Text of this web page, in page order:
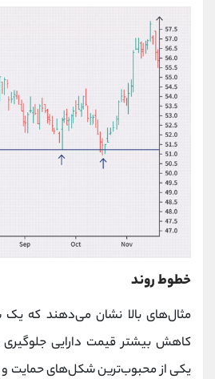
خطوط روند
مثال‌های بالا نشان می‌دهند که یک
کاهش بیشتر قیمت دارایی جلوگیری
یکی از محبوب‌ترین شکل‌های حمایت